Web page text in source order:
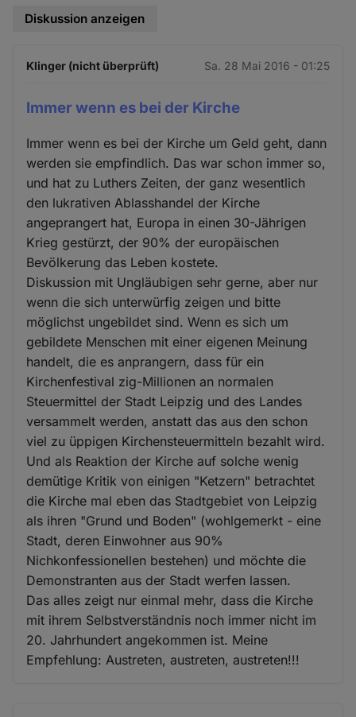
Diskussion anzeigen
Klinger (nicht überprüft) Sa. 28 Mai 2016 - 01:25
Immer wenn es bei der Kirche
Immer wenn es bei der Kirche um Geld geht, dann
werden sie empfindlich. Das war schon immer so,
und hat zu Luthers Zeiten, der ganz wesentlich
den lukrativen Ablasshandel der Kirche
angeprangert hat, Europa in einen 30-Jährigen
Krieg gestürzt, der 90% der europäischen
Bevölkerung das Leben kostete.
Diskussion mit Ungläubigen sehr gerne, aber nur
wenn die sich unterwürfig zeigen und bitte
möglichst ungebildet sind. Wenn es sich um
gebildete Menschen mit einer eigenen Meinung
handelt, die es anprangern, dass für ein
Kirchenfestival zig-Millionen an normalen
Steuermittel der Stadt Leipzig und des Landes
versammelt werden, anstatt das aus den schon
viel zu üppigen Kirchensteuermitteln bezahlt wird.
Und als Reaktion der Kirche auf solche wenig
demütige Kritik von einigen "Ketzern" betrachtet
die Kirche mal eben das Stadtgebiet von Leipzig
als ihren "Grund und Boden" (wohlgemerkt - eine
Stadt, deren Einwohner aus 90%
Nichkonfessionellen bestehen) und möchte die
Demonstranten aus der Stadt werfen lassen.
Das alles zeigt nur einmal mehr, dass die Kirche
mit ihrem Selbstverständnis noch immer nicht im
20. Jahrhundert angekommen ist. Meine
Empfehlung: Austreten, austreten, austreten!!!